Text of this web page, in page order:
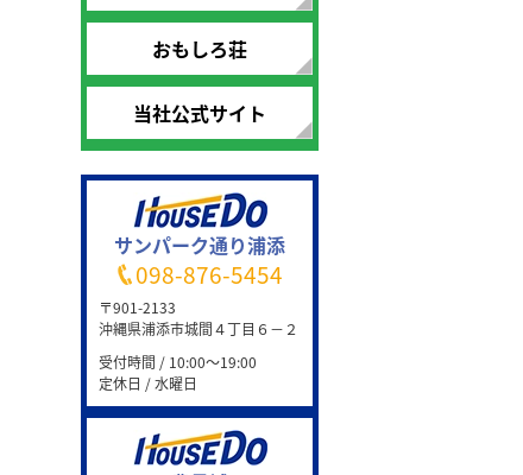
おもしろ荘
当社公式サイト
サンパーク通り浦添
098-876-5454
〒901-2133
沖縄県浦添市城間４丁目６－２
受付時間 / 10:00～19:00
定休日 / 水曜日